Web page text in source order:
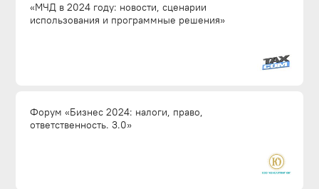
«МЧД в 2024 году: новости, сценарии
использования и программные решения»
Форум «Бизнес 2024: налоги, право,
ответственность. 3.0»